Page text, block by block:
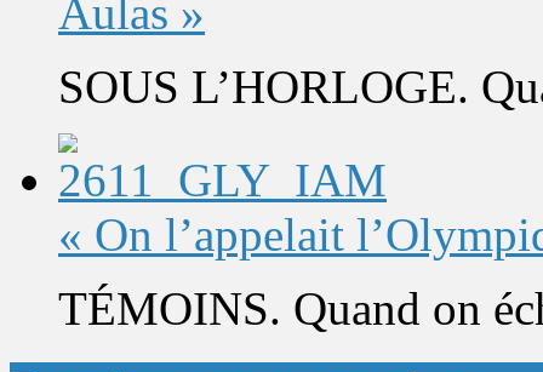
Aulas »
SOUS L’HORLOGE.
« On l’appelait
TÉMOINS. Quand on